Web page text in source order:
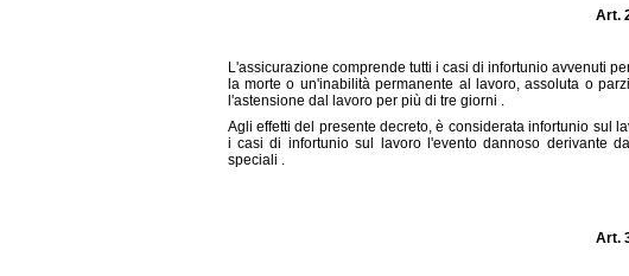
Art.
L'assicurazione comprende tutti i casi di infortunio avvenuti
la morte o un'inabilità permanente al lavoro, assoluta o
l'astensione dal lavoro per più di tre giorni .
Agli effetti del presente decreto, è considerata infortunio sul
i casi di infortunio sul lavoro l'evento dannoso derivante
speciali .
Art.